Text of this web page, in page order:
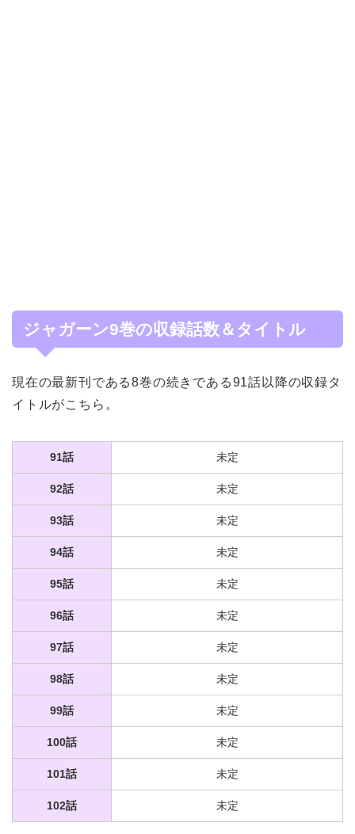
ジャガーン9巻の収録話数＆タイトル
現在の最新刊である8巻の続きである91話以降の収録タ
イトルがこちら。
91話 未定
92話 未定
93話 未定
94話 未定
95話 未定
96話 未定
97話 未定
98話 未定
99話 未定
100話 未定
101話 未定
102話 未定